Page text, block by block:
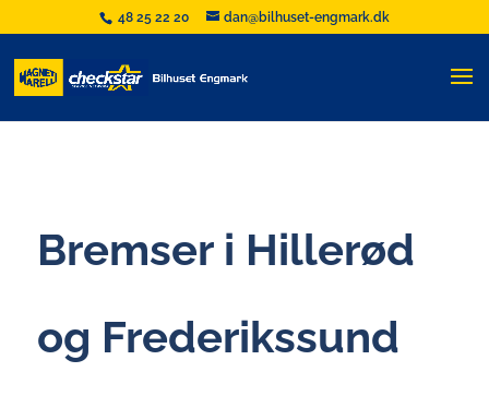
48 25 22 20 dan@bilhuset-engmark.dk
Bremser i Hillerød
og Frederikssund